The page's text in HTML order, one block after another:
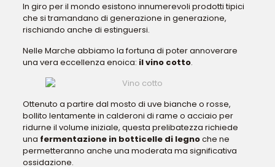
In giro per il mondo esistono innumerevoli prodotti tipici
che si tramandano di generazione in generazione,
rischiando anche di estinguersi.
Nelle Marche abbiamo la fortuna di poter annoverare
una vera eccellenza enoica: il vino cotto.
Ottenuto a partire dal mosto di uve bianche o rosse,
bollito lentamente in calderoni di rame o acciaio per
ridurne il volume iniziale, questa prelibatezza richiede
una fermentazione in botticelle di legnoche ne
permetteranno anche una moderata ma significativa
ossidazione.